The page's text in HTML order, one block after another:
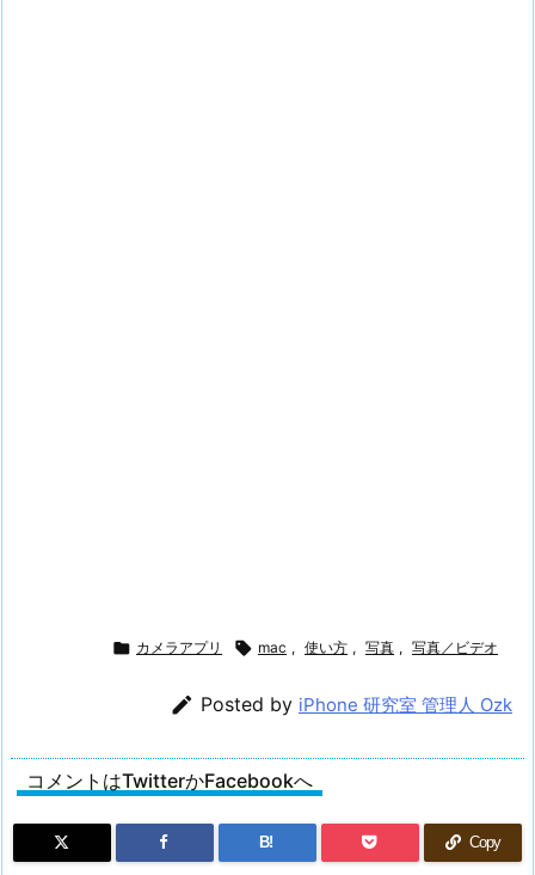
 カメラアプリ  mac , 使い方 , 写真 , 写真／ビデオ
 Posted by iPhone 研究室 管理人 Ozk
コメントはTwitterかFacebookへ
B! Copy